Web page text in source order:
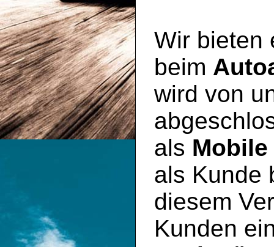
Wir bieten
beim
wird von
als
als Kunde
diesem
Kunden